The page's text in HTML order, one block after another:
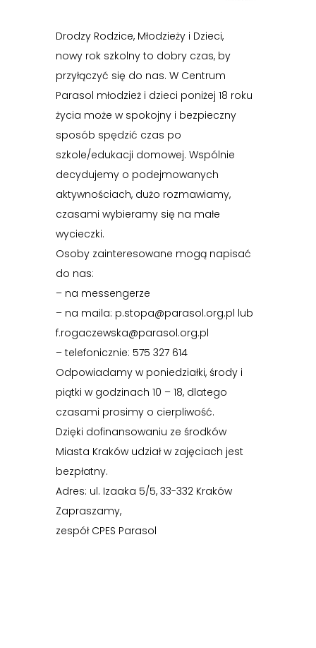
Drodzy Rodzice, Młodzieży i Dzieci,
nowy rok szkolny to dobry czas, by
przyłączyć się do nas. W Centrum
Parasol młodzież i dzieci poniżej 18 roku
życia może w spokojny i bezpieczny
sposób spędzić czas po
szkole/edukacji domowej. Wspólnie
decydujemy o podejmowanych
aktywnościach, dużo rozmawiamy,
czasami wybieramy się na małe
wycieczki.
Osoby zainteresowane mogą napisać
do nas:
– na messengerze
– na maila: p.stopa@parasol.org.pl lub
f.rogaczewska@parasol.org.pl
– telefonicznie: 575 327 614
Odpowiadamy w poniedziałki, środy i
piątki w godzinach 10 – 18, dlatego
czasami prosimy o cierpliwość.
Dzięki dofinansowaniu ze środków
Miasta Kraków udział w zajęciach jest
bezpłatny.
Adres: ul. Izaaka 5/5, 33-332 Kraków
Zapraszamy,
zespół CPES Parasol